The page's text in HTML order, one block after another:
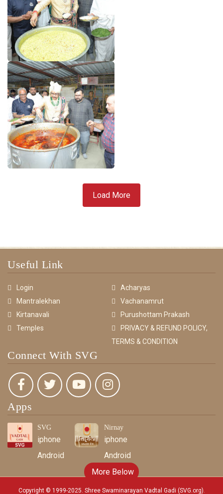
Load More
Useful Link
Login
Acharyas
Mantralekhan
Vachanamrut
Kirtanavali
Purushottam Prakash
Temples
PRIVACY & REFUND POLICY,
TERMS & CONDITION
Connect With SVG
Apps
SVG
iphone
Android
Nirnay
iphone
Android
Copyright © 1999-2025. Shree Swaminarayan Vadtal Gadi (SVG.org).
More Below